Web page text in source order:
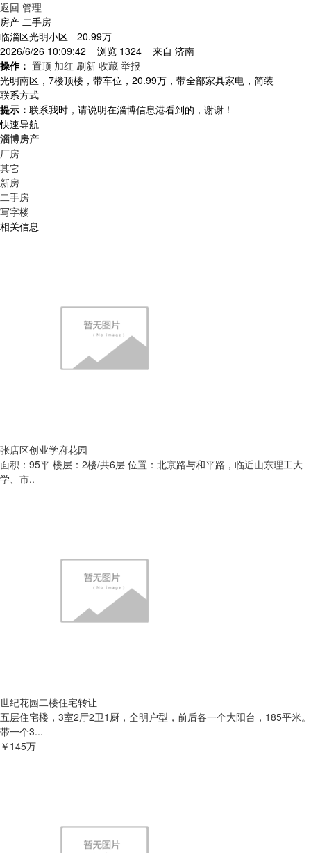
返回 管理
房产 二手房
临淄区光明小区 - 20.99万
2026/6/26 10:09:42 浏览 1324 来自 济南
操作： 置顶 加红 刷新 收藏 举报
光明南区，7楼顶楼，带车位，20.99万，带全部家具家电，简装
联系方式
提示： 联系我时，请说明在淄博信息港看到的，谢谢！
快速导航
淄博房产
厂房
其它
新房
二手房
写字楼
相关信息
张店区创业学府花园
面积：95平 楼层：2楼/共6层 位置：北京路与和平路，临近山东理工大
学、市..
世纪花园二楼住宅转让
五层住宅楼，3室2厅2卫1厨，全明户型，前后各一个大阳台，185平米。
带一个3...
￥145万